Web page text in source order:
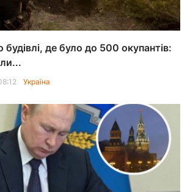
де було до 500 окупантів:
Україна